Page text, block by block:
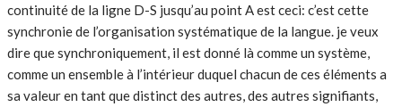
continuité de la ligne D-S jusqu’au point A est ceci: c’est cette
synchronie de l’organisation systématique de la langue. je veux
dire que synchroniquement, il est donné là comme un système,
comme un ensemble à l’intérieur duquel chacun de ces éléments a
sa valeur en tant que distinct des autres, des autres signifiants,